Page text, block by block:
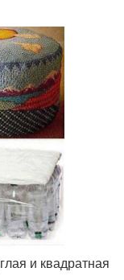
и квадратная